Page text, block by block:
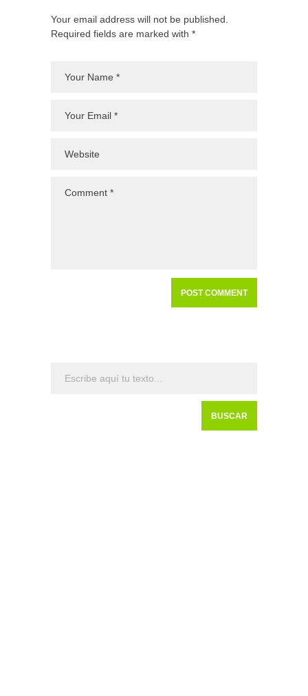
Your email address will not be published.
Required fields are marked with *